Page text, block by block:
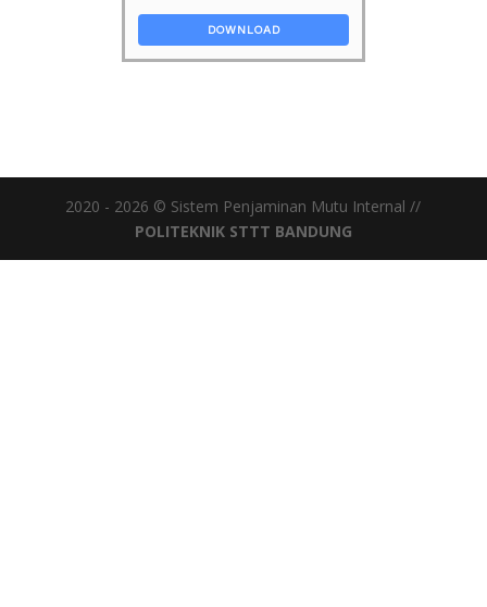
DOWNLOAD
2020 - 2026 © Sistem Penjaminan Mutu Internal //
POLITEKNIK STTT BANDUNG